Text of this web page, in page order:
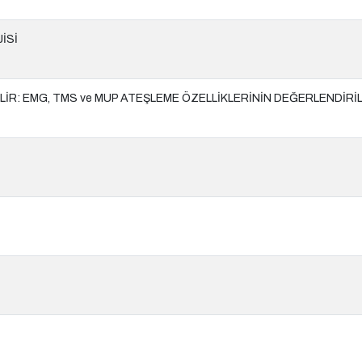
EMG, TMS ve MUP ATEŞLEME ÖZELLİKLERİNİN